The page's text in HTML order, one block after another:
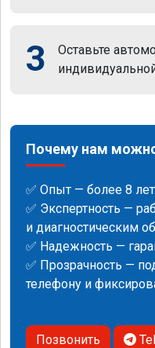
3
Оставьте
Почему нам
✅ Опыт — более 8
✅ Экспертность —
и диагностическим
✅ Надежность —
✅ Прозрачность —
телефону и
Позвонить